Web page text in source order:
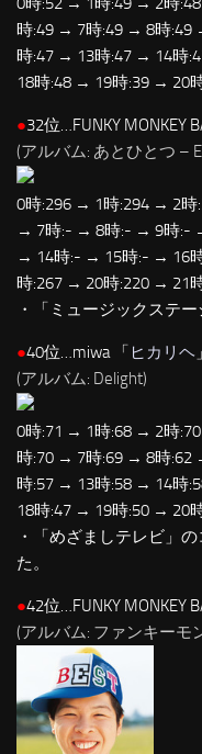
時:49 → 7時:49 → 8時:49
時:47 → 13時:47 → 14時
18時:48 → 19時:39 → 20
●32位…FUNKY MONKEY
(アルバム: あとひとつ –
0時:296 → 1時:294 → 2
→ 7時:- → 8時:- → 9時:-
→ 14時:- → 15時:- → 16
時:267 → 20時:220 → 21
・「ミュージックステ
●40位…miwa 「 ヒカリヘ 」
(アルバム: Delight)
0時:71 → 1時:68 → 2時
時:70 → 7時:69 → 8時:62
時:57 → 13時:58 → 14時
18時:47 → 19時:50 → 20
・「めざましテレビ」
た。
●42位…FUNKY MONKEY
(アルバム: ファンキーモ